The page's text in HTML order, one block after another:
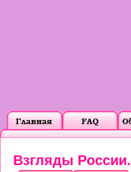
Взгляды России.